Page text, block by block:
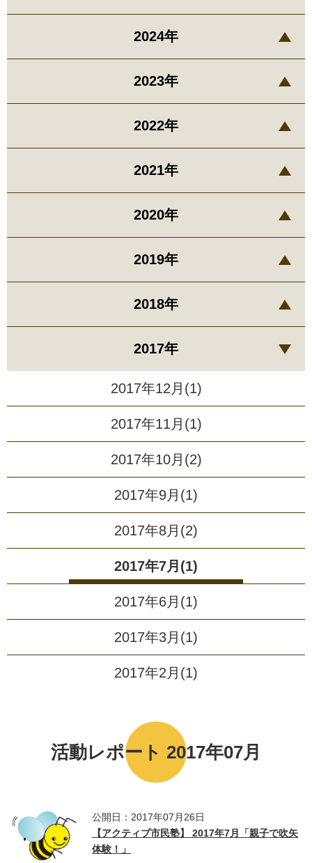
活動レポート 2017年07月
公開日：2017年07月26日
【アクティブ市民塾】 2017年7月「親子で吹矢
体験！」
2024年
2023年
2022年
2021年
2020年
2019年
2018年
2017年
2017年12月(1)
2017年11月(1)
2017年10月(2)
2017年9月(1)
2017年8月(2)
2017年7月(1)
2017年6月(1)
2017年3月(1)
2017年2月(1)